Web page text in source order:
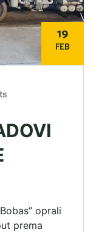
19
FEB
oprali
prema